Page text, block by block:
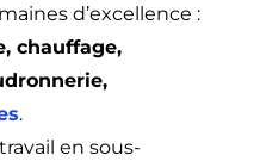
d’excellence :
chauffage,
.
en sous-